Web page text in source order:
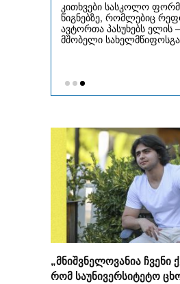
„მნიშვნელოვანია ჩვენი
რომ საუნივერსიტეტო